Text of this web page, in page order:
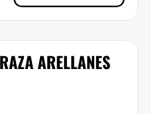
ARELLANES